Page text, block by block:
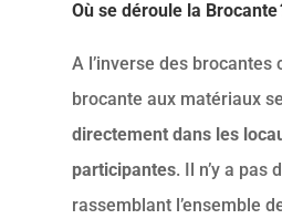
Où se déroule la Brocante
A l’inverse des brocantes
brocante aux matériaux
directement dans les
participantes. Il n’y a pas
rassemblant l’ensemble